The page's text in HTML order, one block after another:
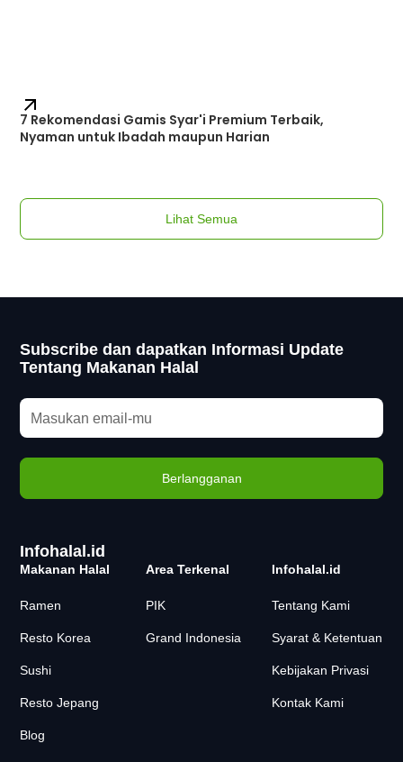
7 Rekomendasi Gamis Syar'i Premium Terbaik,
Nyaman untuk Ibadah maupun Harian
Lihat Semua
Subscribe dan dapatkan Informasi Update
Tentang Makanan Halal
Infohalal.id
Makanan Halal
Ramen
Resto Korea
Sushi
Resto Jepang
Blog
Area Terkenal
PIK
Grand Indonesia
Infohalal.id
Tentang Kami
Syarat & Ketentuan
Kebijakan Privasi
Kontak Kami